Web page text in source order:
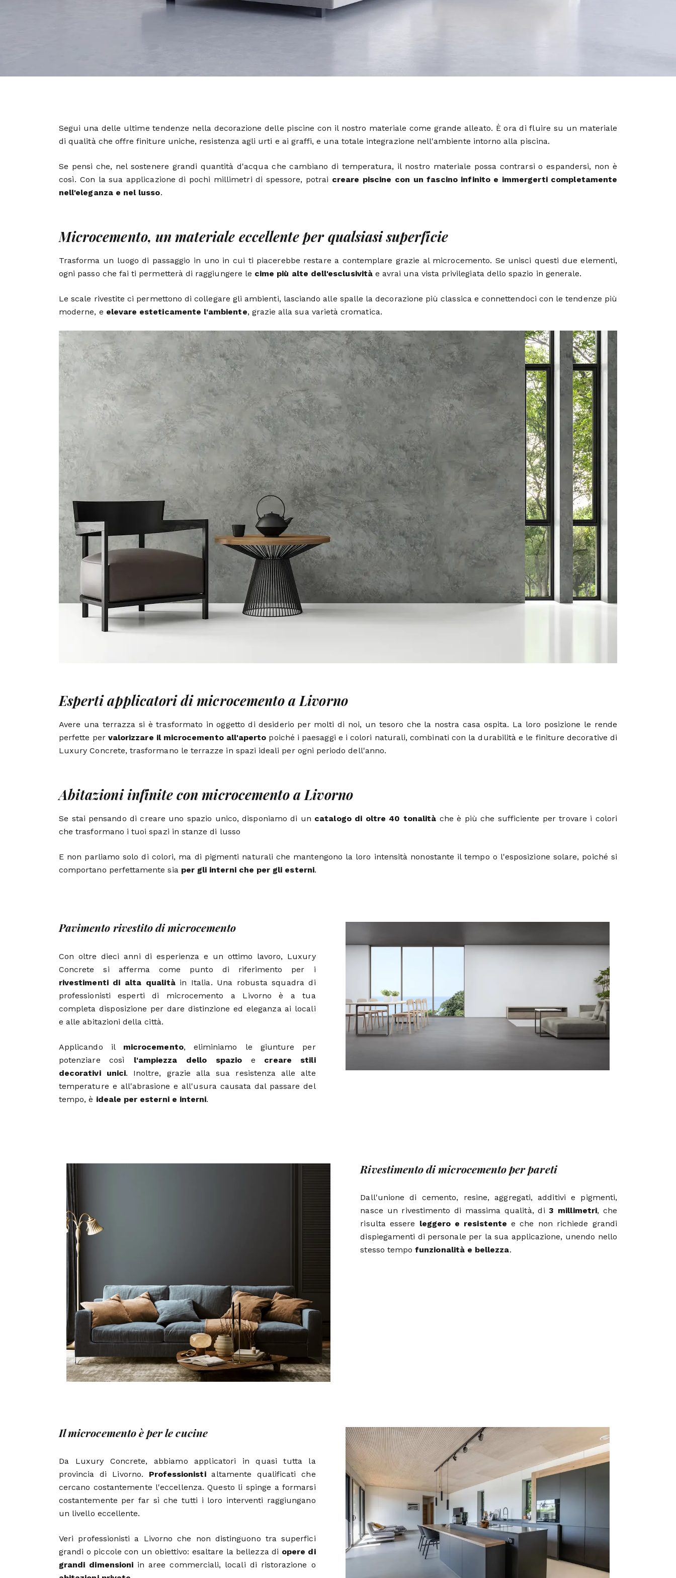
Segui una delle ultime tendenze nella decorazione delle piscine con il nostro materiale come grande alleato. È ora di fluire su un materiale
di qualità che offre finiture uniche, resistenza agli urti e ai graffi, e una totale integrazione nell'ambiente intorno alla piscina.
Se pensi che, nel sostenere grandi quantità d'acqua che cambiano di temperatura, il nostro materiale possa contrarsi o espandersi, non è
così. Con la sua applicazione di pochi millimetri di spessore, potrai creare piscine con un fascino infinito e immergerti completamente
nell'eleganza e nel lusso.
Microcemento, un materiale eccellente per qualsiasi superficie
Trasforma un luogo di passaggio in uno in cui ti piacerebbe restare a contemplare grazie al microcemento. Se unisci questi due elementi,
ogni passo che fai ti permetterà di raggiungere le cime più alte dell'esclusivitàe avrai una vista privilegiata dello spazio in generale.
Le scale rivestite ci permettono di collegare gli ambienti, lasciando alle spalle la decorazione più classica e connettendoci con le tendenze più
moderne, e elevare esteticamente l'ambiente, grazie alla sua varietà cromatica.
Esperti applicatori di microcemento a Livorno
Avere una terrazza si è trasformato in oggetto di desiderio per molti di noi, un tesoro che la nostra casa ospita. La loro posizione le rende
perfette per valorizzare il microcemento all'aperto poiché i paesaggi e i colori naturali, combinati con la durabilità e le finiture decorative di
Luxury Concrete, trasformano le terrazze in spazi ideali per ogni periodo dell'anno.
Abitazioni infinite con microcemento a Livorno
Se stai pensando di creare uno spazio unico, disponiamo di un catalogo di oltre 40 tonalità che è più che sufficiente per trovare i colori
che trasformano i tuoi spazi in stanze di lusso
E non parliamo solo di colori, ma di pigmenti naturali che mantengono la loro intensità nonostante il tempo o l'esposizione solare, poiché si
comportano perfettamente sia per gli interni che per gli esterni.
Pavimento rivestito di microcemento
Con oltre dieci anni di esperienza e un ottimo lavoro, Luxury
Concrete si afferma come punto di riferimento per i
rivestimenti di alta qualitàin Italia. Una robusta squadra di
professionisti esperti di microcemento a Livorno è a tua
completa disposizione per dare distinzione ed eleganza ai locali
e alle abitazioni della città.
Applicando il microcemento, eliminiamo le giunture per
potenziare così l'ampiezza dello spazio e creare stili
decorativi unici. Inoltre, grazie alla sua resistenza alle alte
temperature e all'abrasione e all'usura causata dal passare del
tempo, è ideale per esterni e interni.
Rivestimento di microcemento per pareti
Dall'unione di cemento, resine, aggregati, additivi e pigmenti,
nasce un rivestimento di massima qualità, di3 millimetri, che
risulta essere leggero e resistente e che non richiede grandi
dispiegamenti di personale per la sua applicazione, unendo nello
stesso tempofunzionalità e bellezza.
Il microcemento è per le cucine
Da Luxury Concrete, abbiamo applicatori in quasi tutta la
provincia di Livorno. Professionistialtamente qualificati che
cercano costantemente l'eccellenza. Questo li spinge a formarsi
costantemente per far sì che tutti i loro interventi raggiungano
un livello eccellente.
Veri professionisti a Livorno che non distinguono tra superfici
grandi o piccole con un obiettivo: esaltare la bellezza di opere di
grandi dimensioni in aree commerciali, locali di ristorazione o